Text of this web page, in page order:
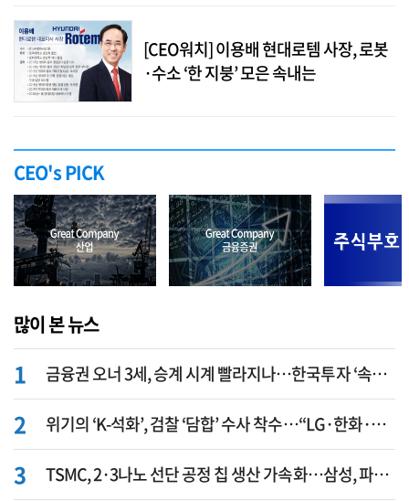
[CEO워치] 이용배 현대로템 사장, 로봇
·수소 ‘한 지붕’ 모은 속내는
CEO's PICK
많이 본 뉴스
금융권 오너 3세, 승계 시계 빨라지나…한국투자 ‘속도’·미래에셋·메리츠는 ‘거리두기’
위기의 ‘K-석화’, 검찰 ‘담합’ 수사 착수…“LG·한화·롯데 등 7개 업체, 8개 제품 가격 담합”
TSMC, 2·3나노 선단 공정 칩 생산 가속화…삼성, 파운드리 확장 변수 맞나